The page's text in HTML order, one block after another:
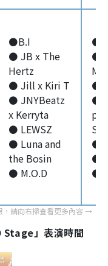
⚫B.I
⚫ JB x The
Hertz
⚫ Jill x Kiri T
⚫ JNYBeatz
x Kerryta
⚫ LEWSZ
⚫ Luna and
the Bosin
⚫ M.O.D
⚫
⚫
⚫
⚫
⚫
⚫
⚫
」表演時間